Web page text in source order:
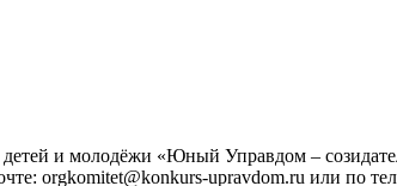
детей и молодёжи «Юный Управдом –
orgkomitet@konkurs-upravdom.ru или по